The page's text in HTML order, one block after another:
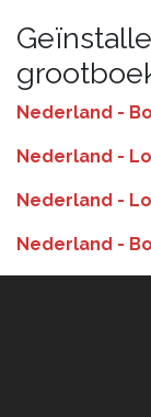
Nederland -
Nederland -
Nederland -
Nederland -